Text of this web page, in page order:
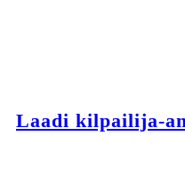
Laadi kilpailija-